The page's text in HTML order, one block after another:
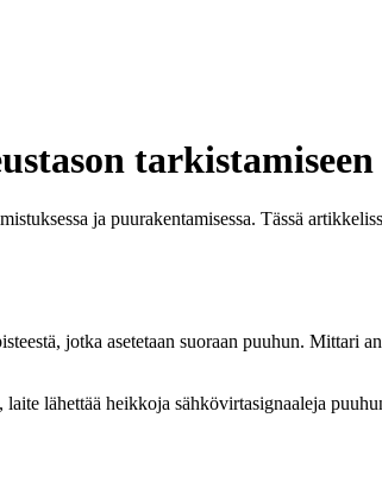
tarkistamiseen
ja puurakentamisessa. Tässä
jotka asetetaan suoraan puuhun. Mittari
lähettää heikkoja sähkövirtasignaaleja